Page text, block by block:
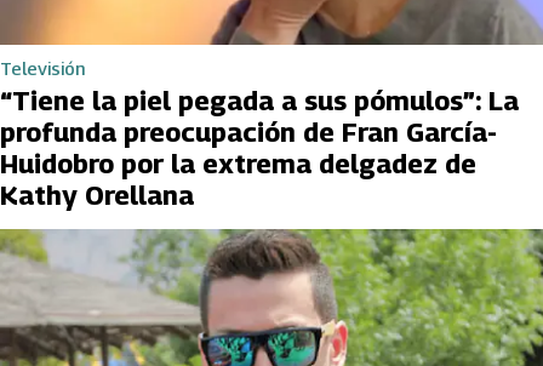
Televisión
“Tiene la piel pegada a sus pómulos”: La
profunda preocupación de Fran García-
Huidobro por la extrema delgadez de
Kathy Orellana